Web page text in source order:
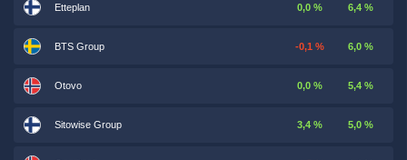
Etteplan 0,0 % 6,4 %
BTS Group -0,1 % 6,0 %
Otovo 0,0 % 5,4 %
Sitowise Group 3,4 % 5,0 %